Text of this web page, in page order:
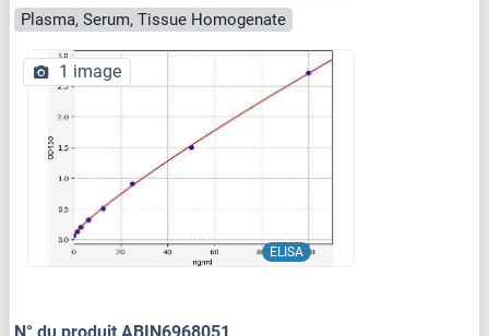
Plasma, Serum, Tissue Homogenate
ELISA
1 image